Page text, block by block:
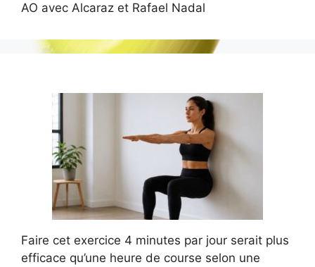
AO avec Alcaraz et Rafael Nadal
Faire cet exercice 4 minutes par jour serait plus
efficace qu’une heure de course selon une